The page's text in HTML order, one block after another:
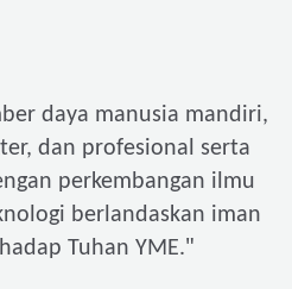
daya manusia mandiri,
dan profesional serta
perkembangan ilmu
berlandaskan iman
Tuhan YME."